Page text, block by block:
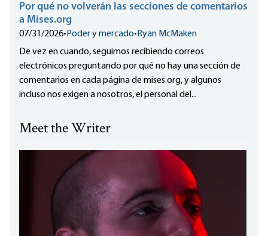
Por qué no volverán las secciones de comentarios
a Mises.org
07/31/2026• Poder y mercado• Ryan McMaken
De vez en cuando, seguimos recibiendo correos
electrónicos preguntando por qué no hay una sección de
comentarios en cada página de mises.org, y algunos
incluso nos exigen a nosotros, el personal del...
Meet the Writer